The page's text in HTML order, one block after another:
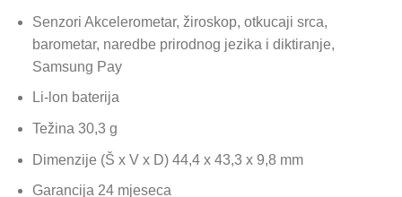
Senzori Akcelerometar, žiroskop, otkucaji srca,
barometar, naredbe prirodnog jezika i diktiranje,
Samsung Pay
Li-lon baterija
Težina 30,3 g
Dimenzije (Š x V x D) 44,4 x 43,3 x 9,8 mm
Garancija 24 mjeseca